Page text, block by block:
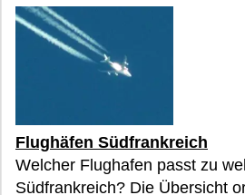
Flughäfen Südfrankreich
Welcher Flughafen passt zu
Südfrankreich? Die Übersicht